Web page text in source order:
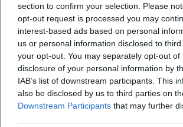
section to confirm your selection. Please
opt-out request is processed you may
interest-based ads based on personal
us or personal information disclosed to
your opt-out. You may separately opt-out of
disclosure of your personal information by
IAB’s list of downstream participants. This
also be disclosed by us to third parties on
Downstream Participants that may further
Mit dem „Lagerhaus Reggae“ erreicht
seltene Schnittmenge aus Musikhit und
Millionen Abrufe im Netz, zahllose
Saal, Zitate in Medien – der Song wird
Sinne. Damit gelingt ihm eine
Rezeptionsweise von Kabarettmusik: Der
wird als Popformat ernst genommen,
und bleibt als „Alltags-Classic“ im
wenige Kolleginnen und Kollegen